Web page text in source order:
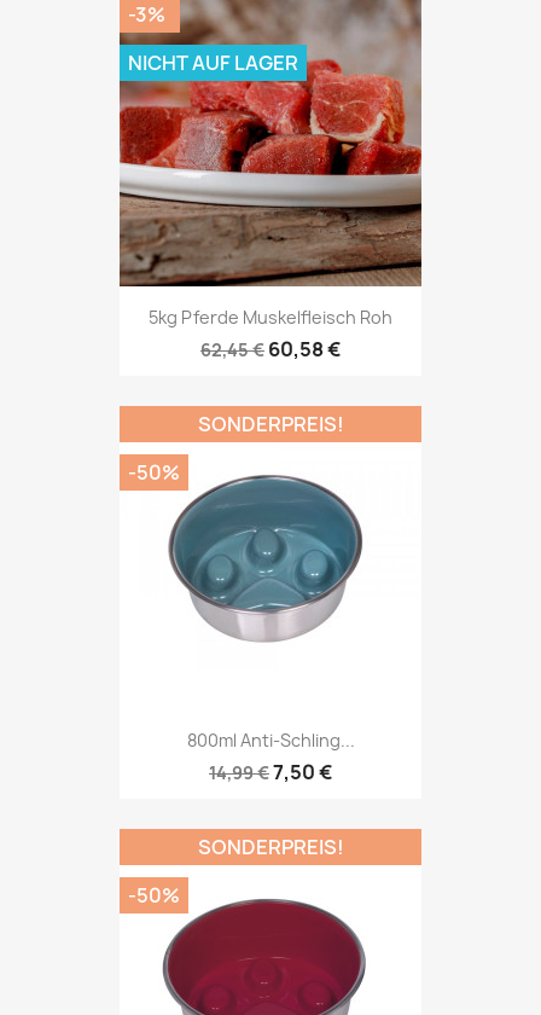
5kg Pferde Muskelfleisch Roh
62,45 € 60,58 €
-3%
NICHT AUF LAGER
800ml Anti-Schling...
14,99 €7,50 €
SONDERPREIS!
-50%
SONDERPREIS!
-50%